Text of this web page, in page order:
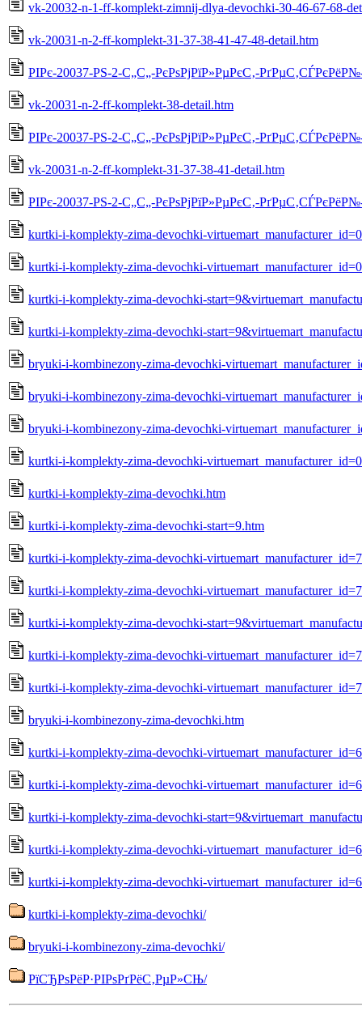
vk-20032-n-1-ff-komplekt-zimnij-dlya-devochki-30-46-67-68-
vk-20031-n-2-ff-komplekt-31-37-38-41-47-48-detail.htm
РІРє-20037-РЅ-2-С„С„-РєРѕРјРїР»РµРєС‚-
vk-20031-n-2-ff-komplekt-38-detail.htm
РІРє-20037-РЅ-2-С„С„-РєРѕРјРїР»РµРєС‚-
vk-20031-n-2-ff-komplekt-31-37-38-41-detail.htm
РІРє-20037-РЅ-2-С„С„-РєРѕРјРїР»РµРєС‚-
kurtki-i-komplekty-zima-devochki-
kurtki-i-komplekty-zima-devochki-
kurtki-i-komplekty-zima-devochki-
kurtki-i-komplekty-zima-devochki-
bryuki-i-kombinezony-zima-devochki-
bryuki-i-kombinezony-zima-devochki-
bryuki-i-kombinezony-zima-devochki-
kurtki-i-komplekty-zima-devochki-
kurtki-i-komplekty-zima-devochki.htm
kurtki-i-komplekty-zima-devochki-start=9.htm
kurtki-i-komplekty-zima-devochki-
kurtki-i-komplekty-zima-devochki-
kurtki-i-komplekty-zima-devochki-
kurtki-i-komplekty-zima-devochki-
kurtki-i-komplekty-zima-devochki-
bryuki-i-kombinezony-zima-devochki.htm
kurtki-i-komplekty-zima-devochki-
kurtki-i-komplekty-zima-devochki-
kurtki-i-komplekty-zima-devochki-
kurtki-i-komplekty-zima-devochki-
kurtki-i-komplekty-zima-devochki-
kurtki-i-komplekty-zima-devochki/
bryuki-i-kombinezony-zima-devochki/
РїСЂРѕРёР·РІРѕРґРёС‚РµР»СЊ/